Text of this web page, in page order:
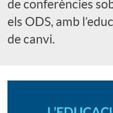
a
de conferències
els ODS, amb
de canvi.